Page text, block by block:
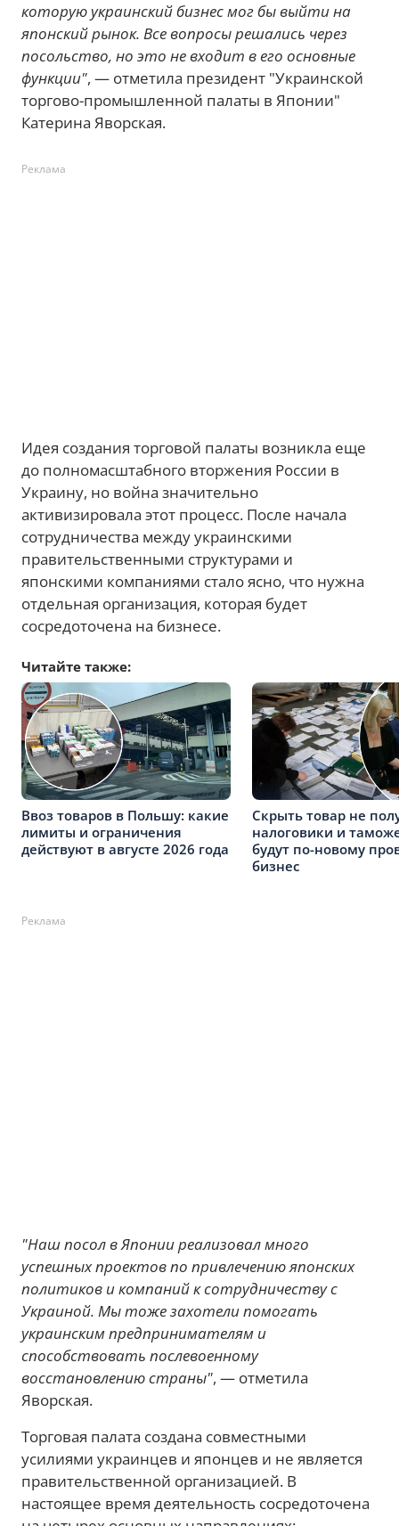
которую украинский бизнес мог бы выйти на
японский рынок. Все вопросы решались через
посольство, но это не входит в его основные
функции", — отметила президент "Украинской
торгово-промышленной палаты в Японии"
Катерина Яворская.
Реклама
Идея создания торговой палаты возникла еще
до полномасштабного вторжения России в
Украину, но война значительно
активизировала этот процесс. После начала
сотрудничества между украинскими
правительственными структурами и
японскими компаниями стало ясно, что нужна
отдельная организация, которая будет
сосредоточена на бизнесе.
Читайте также:
Ввоз товаров в Польшу: какие
лимиты и ограничения
действуют в августе 2026 года
Скрыть товар не
налоговики и
будут по-новому
бизнес
Реклама
"Наш посол в Японии реализовал много
успешных проектов по привлечению японских
политиков и компаний к сотрудничеству с
Украиной. Мы тоже захотели помогать
украинским предпринимателям и
способствовать послевоенному
восстановлению страны", — отметила
Яворская.
Торговая палата создана совместными
усилиями украинцев и японцев и не является
правительственной организацией. В
настоящее время деятельность сосредоточена